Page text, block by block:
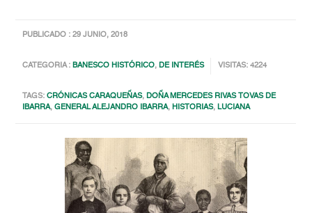
PUBLICADO : 29 JUNIO, 2018
CATEGORIA :BANESCO HISTÓRICO,DE INTERÉS VISITAS: 4224
TAGS:CRÓNICAS CARAQUEÑAS,DOÑA MERCEDES RIVAS TOVAS DE
IBARRA,GENERAL ALEJANDRO IBARRA,HISTORIAS,LUCIANA